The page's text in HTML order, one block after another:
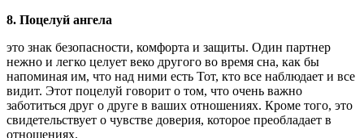
8. Поцелуй ангела
это знак безопасности, комфорта и защиты. Один партнер
нежно и легко целует веко другого во время сна, как бы
напоминая им, что над ними есть Тот, кто все наблюдает и все
видит. Этот поцелуй говорит о том, что очень важно
заботиться друг о друге в ваших отношениях. Кроме того, это
свидетельствует о чувстве доверия, которое преобладает в
отношениях.